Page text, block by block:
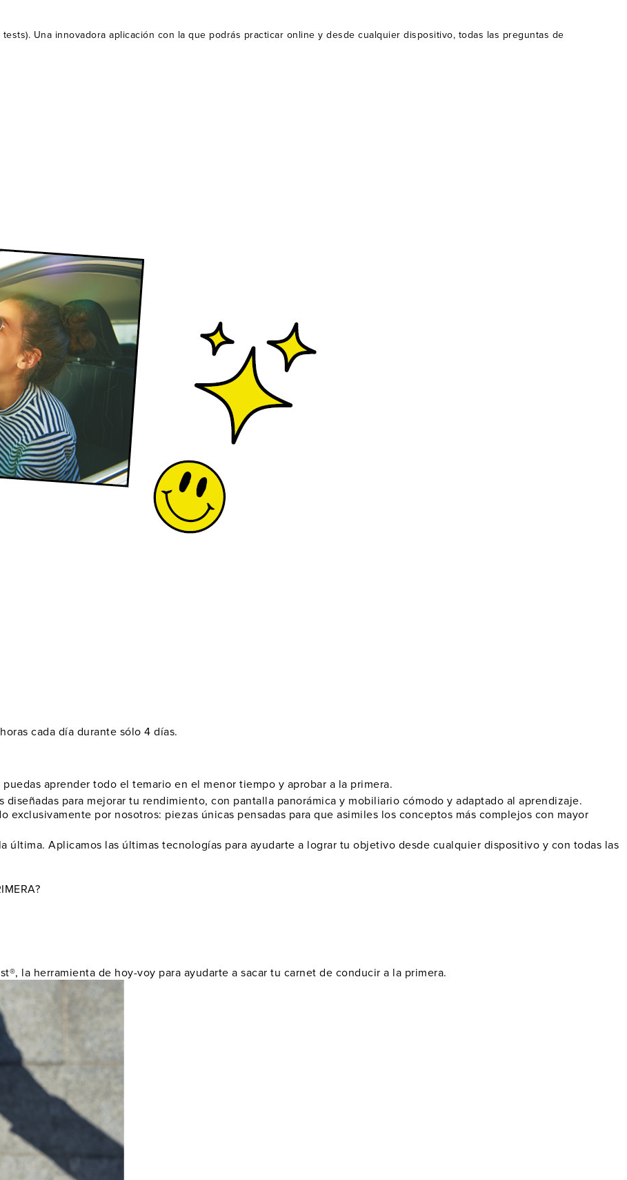
Una innovadora aplicación con la que podrás practicar online y desde cualquier dispositivo, todas las preguntas de
cada día durante sólo 4 días.
aprender todo el temario en el menor tiempo y aprobar a la primera.
para mejorar tu rendimiento, con pantalla panorámica y mobiliario cómodo y adaptado al aprendizaje.
por nosotros: piezas únicas pensadas para que asimiles los conceptos más complejos con mayor
última. Aplicamos las últimas tecnologías para ayudarte a lograr tu objetivo desde cualquier dispositivo y con todas las
la herramienta de hoy-voy para ayudarte a sacar tu carnet de conducir a la primera.